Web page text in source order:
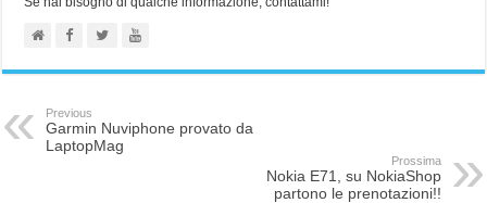
Previous
Garmin Nuviphone provato da
LaptopMag
Prossima
Nokia E71, su NokiaShop
partono le prenotazioni!!